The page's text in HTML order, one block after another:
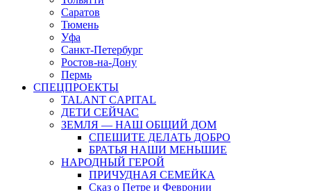
Саратов
Тюмень
Уфа
Санкт-Петербург
Ростов-на-Дону
Пермь
СПЕЦПРОЕКТЫ
TALANT CAPITAL
ДЕТИ СЕЙЧАС
ЗЕМЛЯ — НАШ ОБЩИЙ ДОМ
СПЕШИТЕ ДЕЛАТЬ ДОБРО
БРАТЬЯ НАШИ МЕНЬШИЕ
НАРОДНЫЙ ГЕРОЙ
ПРИЧУДНАЯ СЕМЕЙКА
Сказ о Петре и Февронии